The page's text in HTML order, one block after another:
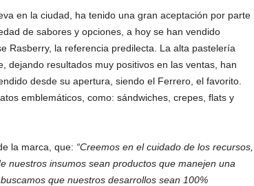
en la ciudad, ha tenido una gran aceptación por parte
de sabores y opciones, a hoy se han vendido
Rasberry, la referencia predilecta. La alta pastelería
dejando resultados muy positivos en las ventas, han
desde su apertura, siendo el Ferrero, el favorito.
emblemáticos, como: sándwiches, crepes, flats y
la marca, que: “Creemos en el cuidado de los recursos,
nuestros insumos sean productos que manejen una
que nuestros desarrollos sean 100%